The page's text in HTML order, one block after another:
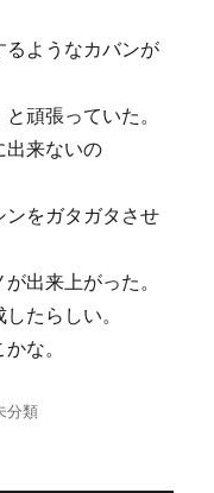
るようなカバンが
頑張っていた。
出来ないの
をガタガタさせ
出来上がった。
たらしい。
な。
分類